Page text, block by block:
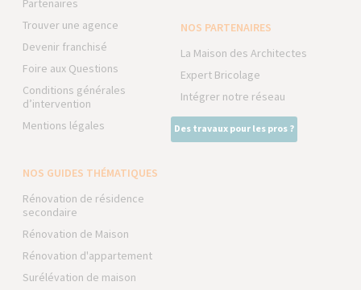
Partenaires
Trouver une agence
Devenir franchisé
Foire aux Questions
Conditions générales
d’intervention
Mentions légales
NOS PARTENAIRES
La Maison des Architectes
Expert Bricolage
Intégrer notre réseau
Des travaux pour les pros ?
NOS GUIDES THÉMATIQUES
Rénovation de résidence
secondaire
Rénovation de Maison
Rénovation d'appartement
Surélévation de maison